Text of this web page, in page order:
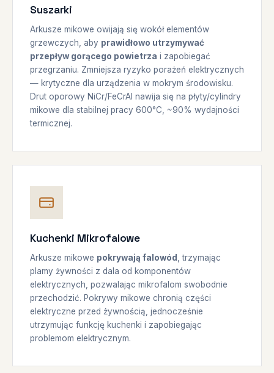
Suszarki
Arkusze mikowe owijają się wokół elementów
grzewczych, aby prawidłowo utrzymywać
przepływ gorącego powietrza i zapobiegać
przegrzaniu. Zmniejsza ryzyko porażeń elektrycznych
— krytyczne dla urządzenia w mokrym środowisku.
Drut oporowy NiCr/FeCrAl nawija się na płyty/cylindry
mikowe dla stabilnej pracy 600°C, ~90% wydajności
termicznej.
Kuchenki Mikrofalowe
Arkusze mikowe pokrywają falowód
, trzymając
plamy żywności z dala od komponentów
elektrycznych, pozwalając mikrofalom swobodnie
przechodzić. Pokrywy mikowe chronią części
elektryczne przed żywnością, jednocześnie
utrzymując funkcję kuchenki i zapobiegając
problemom elektrycznym.